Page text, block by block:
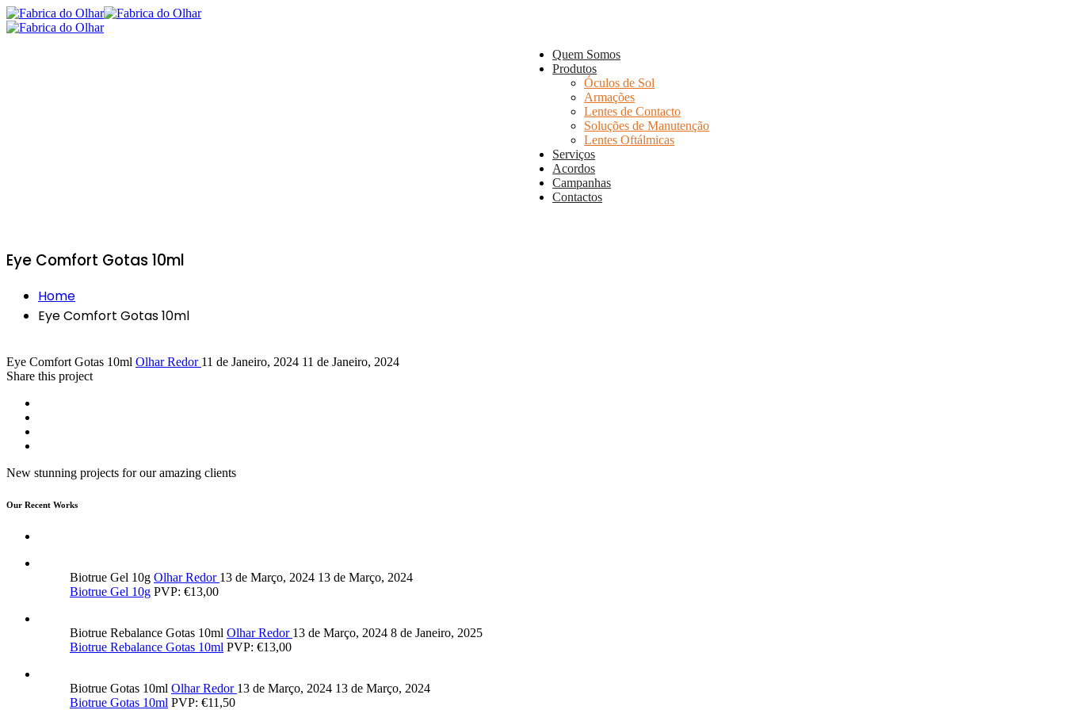
Quem Somos
Produtos
Óculos de Sol
Armações
Lentes de Contacto
Soluções de Manutenção
Lentes Oftálmicas
Serviços
Acordos
Campanhas
Contactos
Eye Comfort Gotas 10ml
Home
Eye Comfort Gotas 10ml
Eye Comfort Gotas 10ml Olhar Redor 11 de Janeiro, 2024 11 de Janeiro, 2024
Share this project
New stunning projects for our amazing clients
Our Recent Works
Biotrue Gel 10g Olhar Redor 13 de Março, 2024 13 de Março, 2024
Biotrue Gel 10g PVP: €13,00
Biotrue Rebalance Gotas 10ml Olhar Redor 13 de Março, 2024 8 de Janeiro, 2025
Biotrue Rebalance Gotas 10ml PVP: €13,00
Biotrue Gotas 10ml Olhar Redor 13 de Março, 2024 13 de Março, 2024
Biotrue Gotas 10ml PVP: €11,50